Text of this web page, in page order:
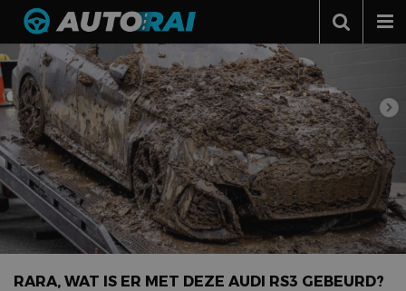
Autonieuws
Podcast
Autotests
Automerken
Adverteren
Contact
RARA, WAT IS ER MET DEZE AUDI RS3 GEBEURD?